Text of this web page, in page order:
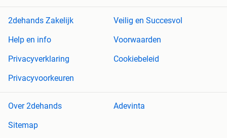
2dehands Zakelijk
Veilig en Succesvol
Help en info
Voorwaarden
Privacyverklaring
Cookiebeleid
Privacyvoorkeuren
Over 2dehands
Adevinta
Sitemap